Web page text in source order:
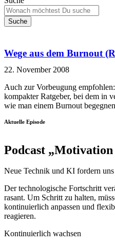
Suche
Wege aus dem Burnout
22. November 2008
Auch zur Vorbeugung
kompakter Ratgeber, bei dem in
wie man einem Burnout
Aktuelle Episode
Podcast
Neue Technik und KI fordern uns
Der technologische Fortschritt
rasant. Um Schritt zu halten,
kontinuierlich anpassen und
reagieren.
Kontinuierlich wachsen